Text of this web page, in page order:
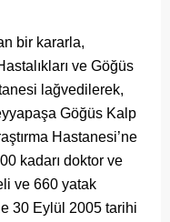
bir kararla,
ve Göğüs
lağvedilerek,
Göğüs Kalp
Hastanesi’ne
kadarı doktor ve
ve 660 yatak
30 Eylül 2005 tarihi